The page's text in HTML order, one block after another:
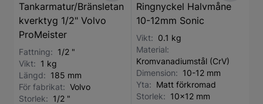
Tankarmatur/Bränsletan
kverktyg 1/2" Volvo
ProMeister
Fattning: 1/2 "
Vikt: 1 kg
Längd: 185 mm
För fabrikat: Volvo
Storlek: 1/2 "
Ringnyckel Halvmåne
10-12mm Sonic
Vikt: 0.1 kg
Material:
Kromvanadiumstål (CrV)
Dimension: 10-12 mm
Yta: Matt förkromad
Storlek: 10x12 mm